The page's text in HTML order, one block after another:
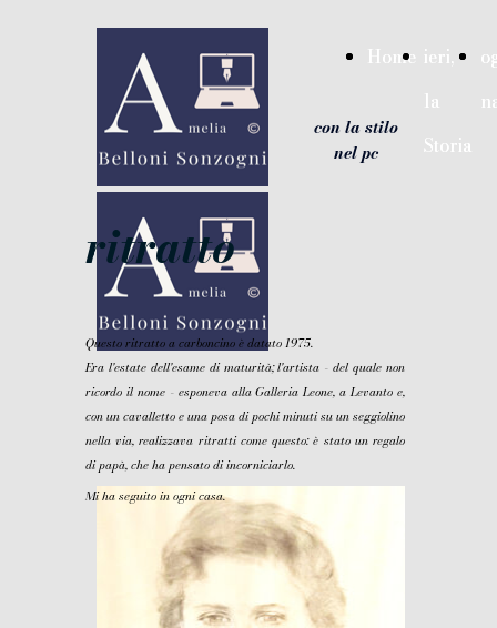
narrazione - con la stilo nel pc", "url":
"https://ameliabellonisonzogni.it" }
con la stilo
nel pc
Home ieri,
la
Storia
Home ieri,
la
Storia
ritratto
Questo ritratto a carboncino è datato 1975.
Era l'estate dell'esame di maturità; l'artista - del quale non
ricordo il nome - esponeva alla Galleria Leone, a Levanto e,
con un cavalletto e una posa di pochi minuti su un seggiolino
nella via, realizzava ritratti come questo: è stato un regalo
di papà, che ha pensato di incorniciarlo.
Mi ha seguito in ogni casa.
google-site-verification=hInryuYkEDDe7eUWg7Yvn-
8ChNgojjwQG0SZIG